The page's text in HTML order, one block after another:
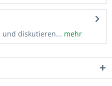
und diskutieren... mehr